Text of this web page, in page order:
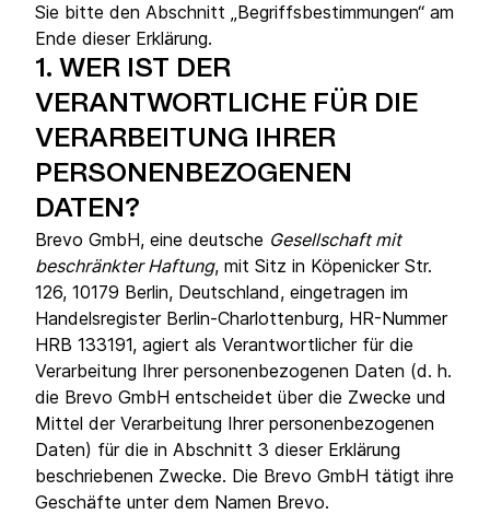
Sie bitte den Abschnitt „Begriffsbestimmungen“ am
Ende dieser Erklärung.
1. WER IST DER
VERANTWORTLICHE FÜR DIE
VERARBEITUNG IHRER
PERSONENBEZOGENEN
DATEN?
Brevo GmbH, eine deutsche Gesellschaft mit
beschränkter Haftung, mit Sitz in Köpenicker Str.
126, 10179 Berlin, Deutschland, eingetragen im
Handelsregister Berlin-Charlottenburg, HR-Nummer
HRB 133191, agiert als Verantwortlicher für die
Verarbeitung Ihrer personenbezogenen Daten (d. h.
die Brevo GmbH entscheidet über die Zwecke und
Mittel der Verarbeitung Ihrer personenbezogenen
Daten) für die in Abschnitt 3 dieser Erklärung
beschriebenen Zwecke. Die Brevo GmbH tätigt ihre
Geschäfte unter dem Namen Brevo.